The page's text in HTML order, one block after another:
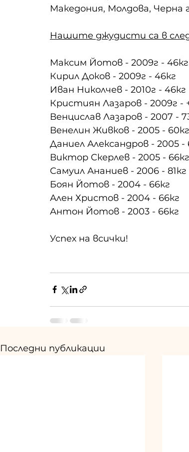
Македония, Молдова, Черна
Нашите джудисти са в
Максим Йотов - 2009г - 46кг
Кирил Доков - 2009г - 46кг
Иван Николчев - 2010г - 46кг
Кристиян Лазаров - 2009г -
Венцислав Лазаров - 2007 -
Венелин Живков - 2005 - 60кг
Даниел Александров - 2005 -
Виктор Скерлев - 2005 - 66кг
Самуил Ананиев - 2006 - 81кг
Боян Йотов - 2004 - 66кг
Ален Христов - 2004 - 66кг
Антон Йотов - 2003 - 66кг
Успех на всички!
Последни публикации